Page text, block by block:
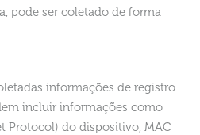
pode ser coletado de forma
informações de registro
incluir informações como
Protocol) do dispositivo, MAC